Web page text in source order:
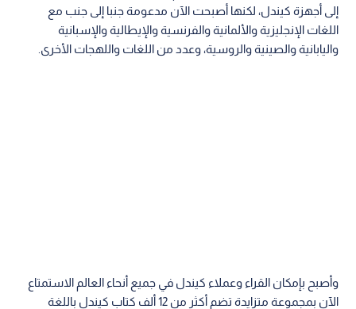
إلى أجهزة كيندل، لكنها أصبحت الآن مدعومة جنبا إلى جنب مع
اللغات الإنجليزية والألمانية والفرنسية والإيطالية والإسبانية
واليابانية والصينية والروسية، وعدد من اللغات واللهجات الأخرى.
وأصبح بإمكان القراء وعملاء كيندل في جميع أنحاء العالم الاستمتاع
الآن بمجموعة متزايدة تضم أكثر من 12 ألف كتاب كيندل باللغة